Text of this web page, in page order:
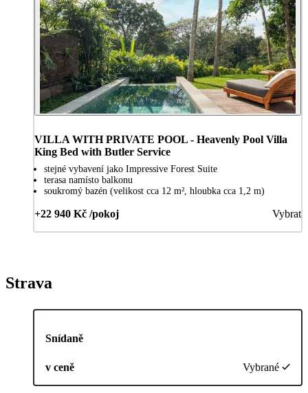
VILLA WITH PRIVATE POOL - Heavenly Pool Villa
King Bed with Butler Service
stejné vybavení jako Impressive Forest Suite
terasa namísto balkonu
soukromý bazén (velikost cca 12 m², hloubka cca 1,2 m)
+22 940 Kč /pokoj Vybrat
Strava
Snídaně
v ceně Vybrané